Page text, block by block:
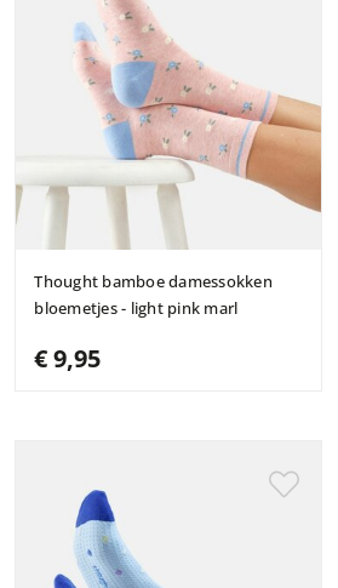
Thought bamboe damessokken
bloemetjes - light pink marl
€ 9,95